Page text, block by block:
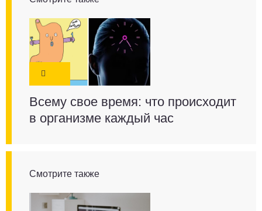
Всему свое время: что происходит
в организме каждый час
Смотрите также